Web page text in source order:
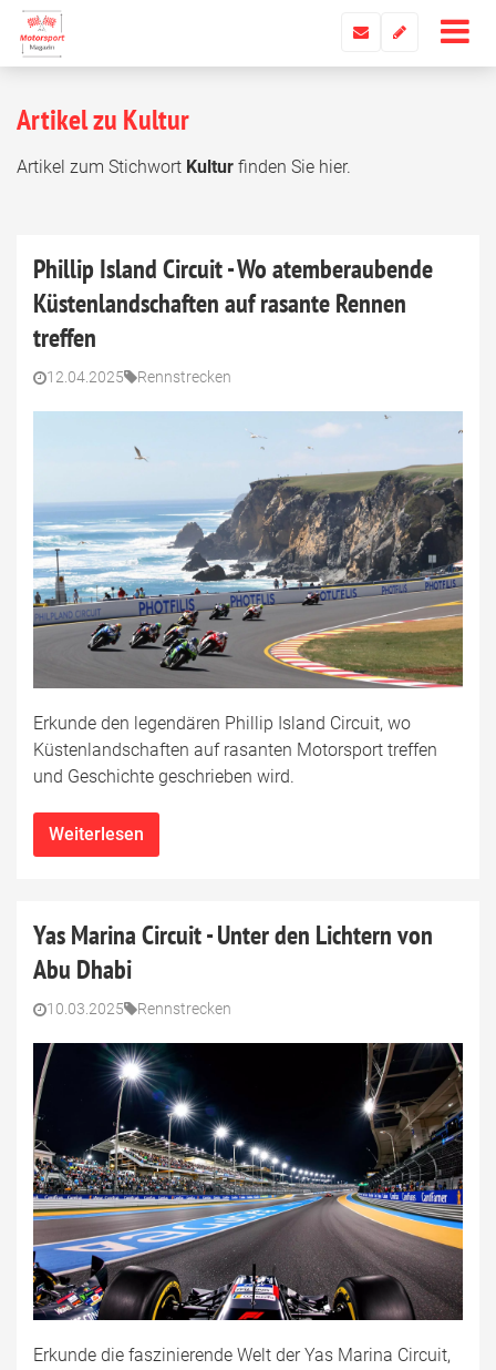
Artikel zu Kultur
Artikel zum Stichwort Kultur finden Sie hier.
Phillip Island Circuit - Wo atemberaubende
Küstenlandschaften auf rasante Rennen
treffen
12.04.2025 Rennstrecken
Erkunde den legendären Phillip Island Circuit, wo
Küstenlandschaften auf rasanten Motorsport treffen
und Geschichte geschrieben wird.
Weiterlesen
Yas Marina Circuit - Unter den Lichtern von
Abu Dhabi
10.03.2025 Rennstrecken
Erkunde die faszinierende Welt der Yas Marina Circuit,